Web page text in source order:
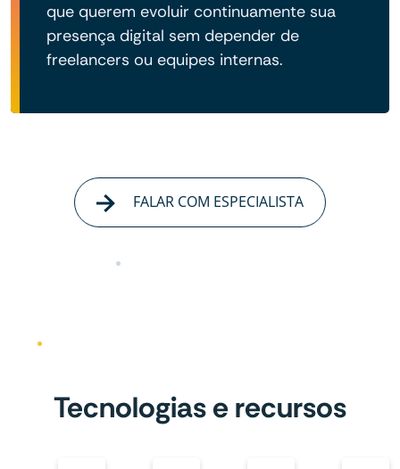
que querem evoluir continuamente sua
presença digital sem depender de
freelancers ou equipes internas.
FALAR COM ESPECIALISTA
Tecnologias e recursos